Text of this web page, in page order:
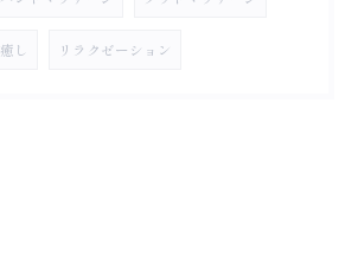
癒し リラクゼーション